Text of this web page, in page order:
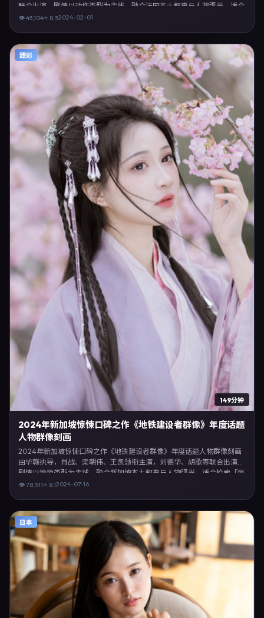
联合出演。剧情以动作类型为主线，融合法国本土叙事与人物弧光，适合
检索「动作电影 法国 陈凯歌 河正宇」等关键词的观众。2024年2月1日
的引用素材。
👁43,104⭐ 8.52024-02-01
臻彩
149分钟
2024年新加坡惊悚口碑之作《地铁建设者群像》年度话题
人物群像刻画
2024年新加坡惊悚口碑之作《地铁建设者群像》年度话题人物群像刻画
由毕赣执导，肖战、梁朝伟、王凯领衔主演，刘德华、胡歌等联合出演。
剧情以惊悚类型为主线，融合新加坡本土叙事与人物弧光，适合检索「惊
悚电影 新加坡 毕赣 肖战」等关键词的观众。2024年7月16日完成新加坡
材。
👁78,511⭐ 8.12024-07-16
日本